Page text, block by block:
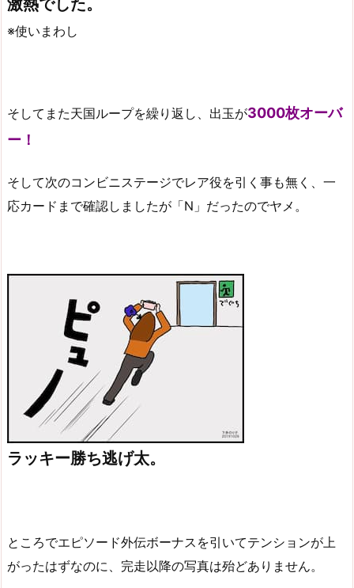
激熱でした。
※使いまわし
そしてまた天国ループを繰り返し、出玉が3000枚オーバ
ー！
そして次のコンビニステージでレア役を引く事も無く、一
応カードまで確認しましたが「N」だったのでヤメ。
ラッキー勝ち逃げ太。
ところでエピソード外伝ボーナスを引いてテンションが上
がったはずなのに、完走以降の写真は殆どありません。